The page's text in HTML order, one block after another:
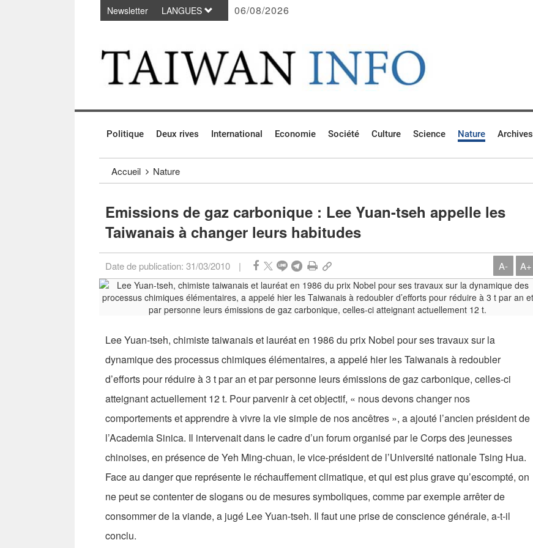
Passer au contenu principal
Newsletter LANGUES 06/08/2026
Politique Deux rives International Economie Société Culture Science Nature Archives
Accueil Nature
Emissions de gaz carbonique : Lee Yuan-tseh appelle les
Taiwanais à changer leurs habitudes
Date de publication: 31/03/2010 | A- A+
Lee Yuan-tseh, chimiste taiwanais et lauréat en 1986 du prix Nobel pour ses travaux sur la
dynamique des processus chimiques élémentaires, a appelé hier les Taiwanais à redoubler
d’efforts pour réduire à 3 t par an et par personne leurs émissions de gaz carbonique, celles-ci
atteignant actuellement 12 t. Pour parvenir à cet objectif, « nous devons changer nos
comportements et apprendre à vivre la vie simple de nos ancêtres », a ajouté l’ancien président de
l’Academia Sinica. Il intervenait dans le cadre d’un forum organisé par le Corps des jeunesses
chinoises, en présence de Yeh Ming-chuan, le vice-président de l’Université nationale Tsing Hua.
Face au danger que représente le réchauffement climatique, et qui est plus grave qu’escompté, on
ne peut se contenter de slogans ou de mesures symboliques, comme par exemple arrêter de
consommer de la viande, a jugé Lee Yuan-tseh. Il faut une prise de conscience générale, a-t-il
conclu.